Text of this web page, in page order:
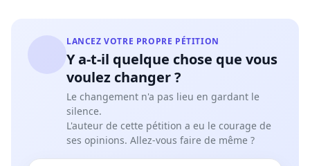
LANCEZ VOTRE PROPRE PÉTITION
Y a-t-il quelque chose que vous
voulez changer ?
Le changement n'a pas lieu en gardant le
silence.
L'auteur de cette pétition a eu le courage de
ses opinions. Allez-vous faire de même ?